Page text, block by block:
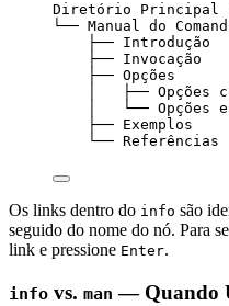
Diretório Principal
└── Manual do
├── Introdução
├── Invocação
├── Opções
│   ├── Opções
│   └── Opções
├── Exemplos
└── Referências
Os links dentro do info são
seguido do nome do nó. Para
link e pressione Enter.
info vs. man — Quando